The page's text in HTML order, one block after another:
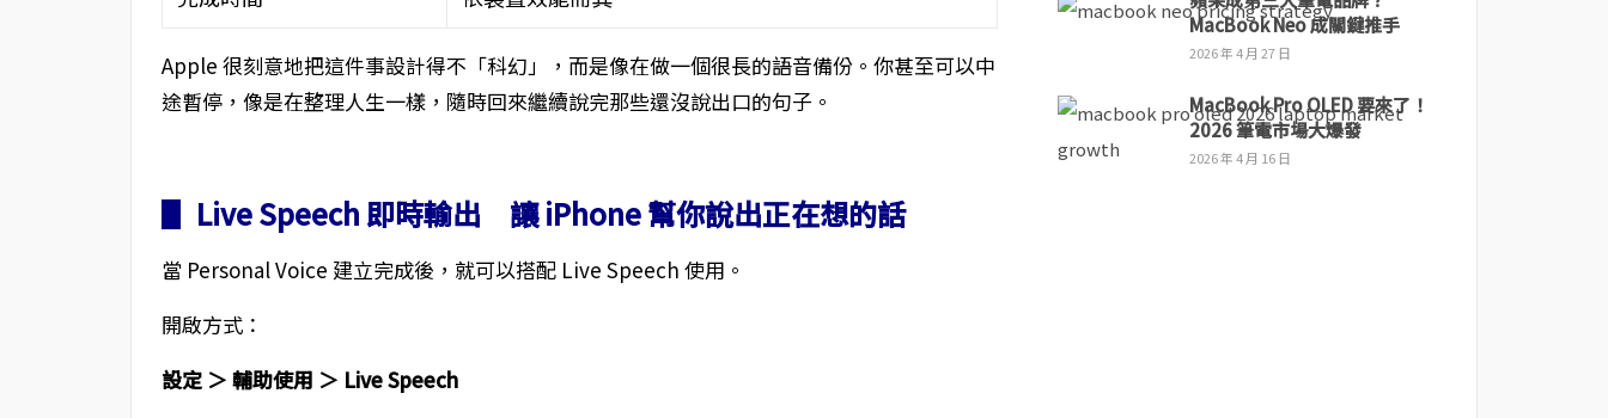
Apple 很刻意地把這件事設計得不「科幻」，而是像在做一個很長的語音備份。你甚至可以中
途暫停，像是在整理人生一樣，隨時回來繼續說完那些還沒說出口的句子。
▋ Live Speech 即時輸出 讓 iPhone 幫你說出正在想的話
當 Personal Voice 建立完成後，就可以搭配 Live Speech 使用。
開啟方式：
設定 ＞ 輔助使用 ＞ Live Speech
MacBook Neo 成關鍵推手
2026 年 4 月 27 日
MacBook Pro OLED 要來了！
2026 筆電市場大爆發
2026 年 4 月 16 日